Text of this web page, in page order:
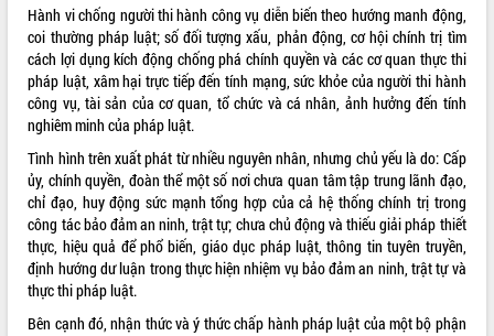
ĐIỂM TIN VĂN BẢN
QUY HOẠCH - KẾ HOẠCH
Hành vi chống người thi hành công vụ diễn biến theo hướng manh động,
coi thường pháp luật; số đối tượng xấu, phản động, cơ hội chính trị tìm
cách lợi dụng kích động chống phá chính quyền và các cơ quan thực thi
pháp luật, xâm hại trực tiếp đến tính mạng, sức khỏe của người thi hành
công vụ, tài sản của cơ quan, tổ chức và cá nhân, ảnh hưởng đến tính
nghiêm minh của pháp luật.
Tình hình trên xuất phát từ nhiều nguyên nhân, nhưng chủ yếu là do: Cấp
ủy, chính quyền, đoàn thể một số nơi chưa quan tâm tập trung lãnh đạo,
chỉ đạo, huy động sức mạnh tổng hợp của cả hệ thống chính trị trong
công tác bảo đảm an ninh, trật tự; chưa chủ động và thiếu giải pháp thiết
thực, hiệu quả để phổ biến, giáo dục pháp luật, thông tin tuyên truyền,
định hướng dư luận trong thực hiện nhiệm vụ bảo đảm an ninh, trật tự và
thực thi pháp luật.
Bên cạnh đó, nhận thức và ý thức chấp hành pháp luật của một bộ phận